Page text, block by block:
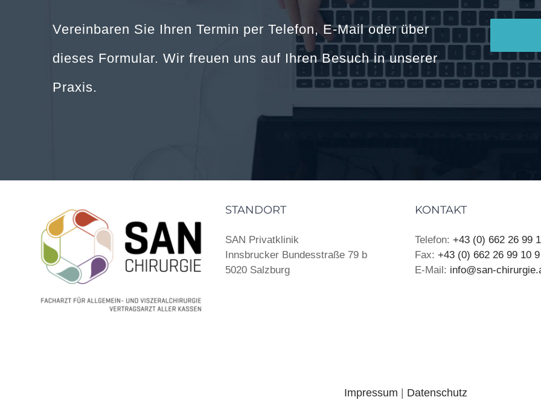
Vereinbaren Sie Ihren Termin per Telefon, E-Mail oder über
dieses Formular. Wir freuen uns auf Ihren Besuch in unserer
Praxis.
STANDORT
SAN Privatklinik
Innsbrucker Bundesstraße 79 b
5020 Salzburg
KONTAKT
Telefon: +43 (0) 662 26 99
Fax: +43 (0) 662 26 99 10 9
E-Mail: info@san-
Impressum Datenschutz